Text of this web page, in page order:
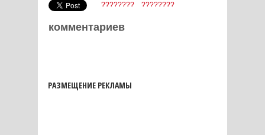
???????? ????????
комментариев
РАЗМЕЩЕНИЕ РЕКЛАМЫ